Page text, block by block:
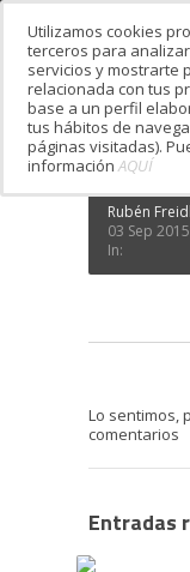
Estás en:
en el Kibbutz
Rubén
03 Sep 2015
In:
Lo sentimos,
comentarios
Entradas
Utilizamos cookies
terceros para
servicios y mostrarte
relacionada con tus
base a un perfil
tus hábitos de
páginas visitadas).
información AQUÍ